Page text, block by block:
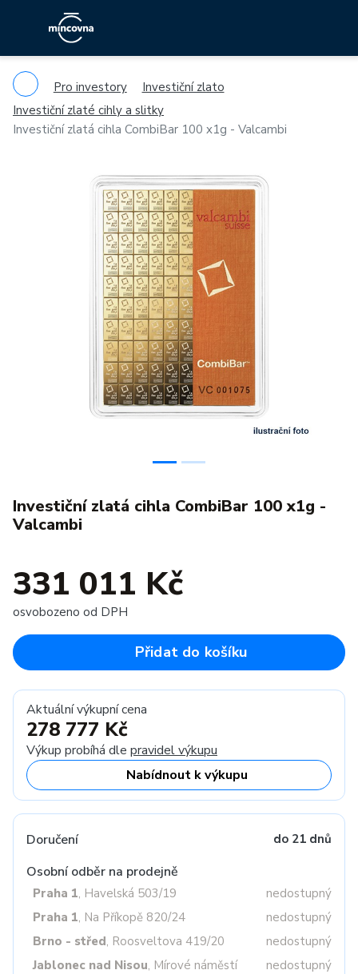
Pro investory
Investiční zlato
Investiční zlaté cihly a slitky
Investiční zlatá cihla CombiBar 100 x1g - Valcambi
Investiční zlatá cihla CombiBar 100 x1g -
Valcambi
331 011 Kč
osvobozeno od DPH
Přidat do košíku
Aktuální výkupní cena
278 777 Kč
Výkup probíhá dle pravidel výkupu
Nabídnout k výkupu
Doručení do 21 dnů
Osobní odběr na prodejně
Praha 1, Havelská 503/19
nedostupný
Praha 1, Na Příkopě 820/24
nedostupný
Brno - střed, Roosveltova 419/20
nedostupný
Jablonec nad Nisou, Mírové náměstí
nedostupný